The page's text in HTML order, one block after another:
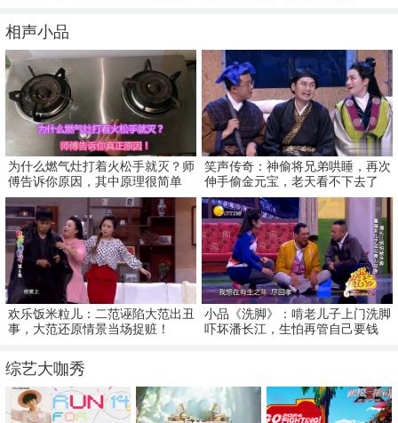
相声小品
为什么燃气灶打着火松手就灭？师
傅告诉你原因，其中原理很简单
笑声传奇：神偷将兄弟哄睡，再次
伸手偷金元宝，老天看不下去了
欢乐饭米粒儿：二范诬陷大范出丑
事，大范还原情景当场捉赃！
小品《洗脚》：啃老儿子上门洗脚
吓坏潘长江，生怕再管自己要钱
综艺大咖秀